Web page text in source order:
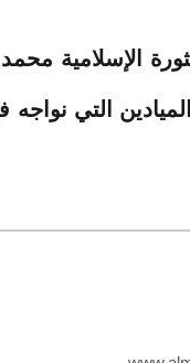
الإسلامية
التي